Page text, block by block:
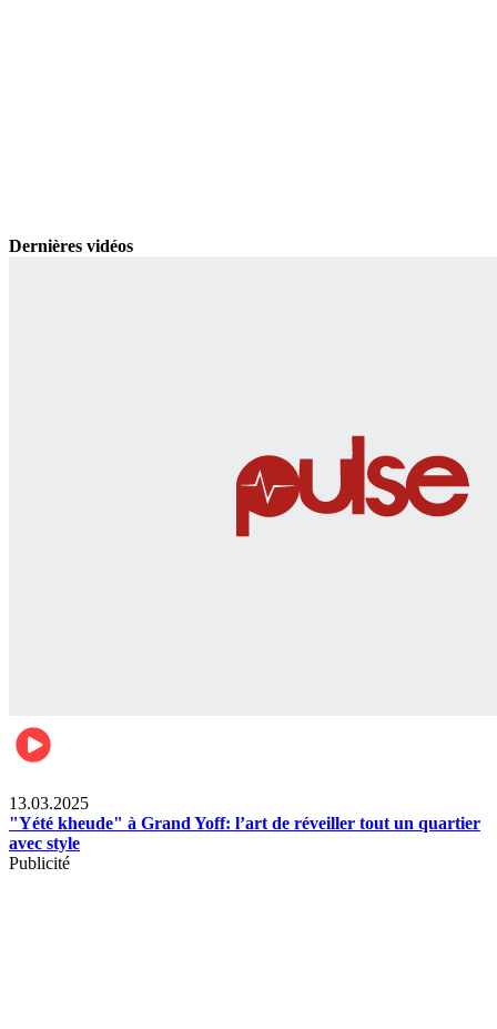
Dernières vidéos
13.03.2025
"Yété kheude" à Grand Yoff: l’art de réveiller tout un quartier
avec style
Publicité